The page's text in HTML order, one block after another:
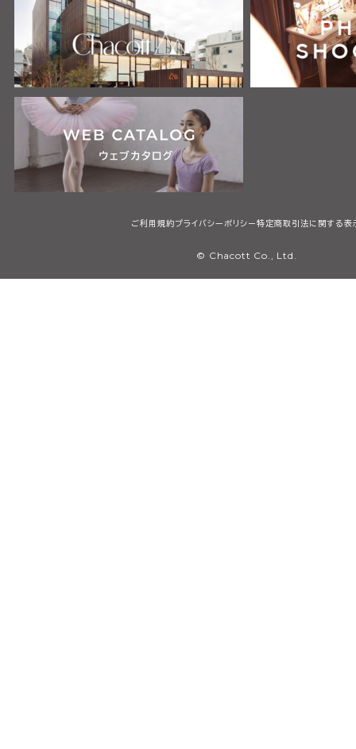
ご利用規約プライバシーポリシー特定商取引法に関する表
© Chacott Co., Ltd.